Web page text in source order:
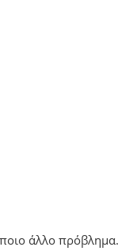
άλλο πρόβλημα.